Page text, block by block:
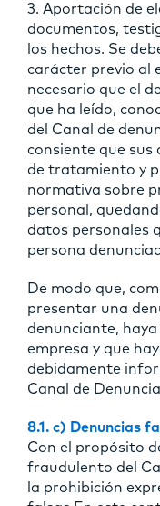
3. Aportación de
documentos,
los hechos. Se
carácter previo al
necesario que el
que ha leído,
del Canal de
consiente que sus
de tratamiento y
normativa sobre
personal,
datos personales
persona
De modo que,
presentar una
denunciante,
empresa y que
debidamente
Canal de
8.1. c) Denuncias
Con el propósito
fraudulento del
la prohibición